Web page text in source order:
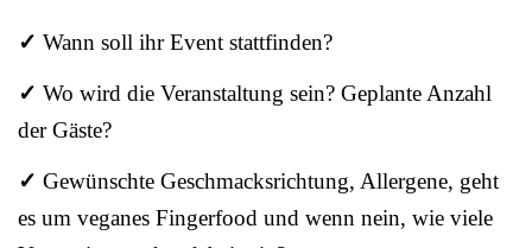
✓ Wann soll ihr Event stattfinden?
✓ Wo wird die Veranstaltung sein? Geplante Anzahl
der Gäste?
✓ Gewünschte Geschmacksrichtung, Allergene, geht
es um veganes Fingerfood und wenn nein, wie viele